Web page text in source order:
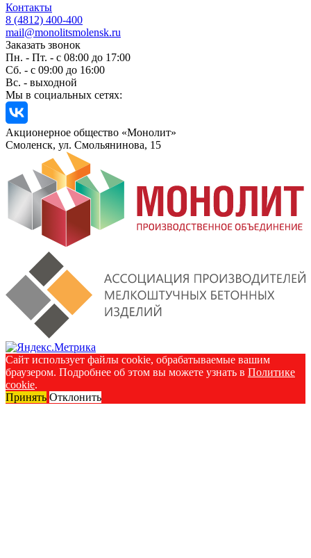
Контакты
8 (4812) 400-400
mail@monolitsmolensk.ru
Заказать звонок
Пн. - Пт. - с 08:00 до 17:00
Сб. - с 09:00 до 16:00
Вс. - выходной
Мы в социальных сетях:
Акционерное общество «Монолит»
Смоленск, ул. Смольянинова, 15
Сайт использует файлы cookie, обрабатываемые вашим
браузером. Подробнее об этом вы можете узнать в Политике
cookie.
Принять Отклонить